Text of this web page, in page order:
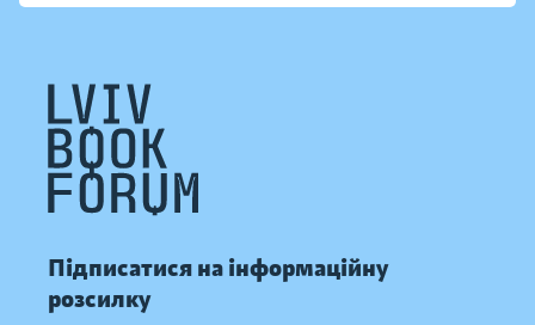
Підписатися на інформаційну
розсилку